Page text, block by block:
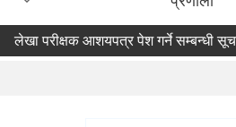
परीक्षक आशयपत्र पेश गर्ने सम्बन्धी सूचना ।